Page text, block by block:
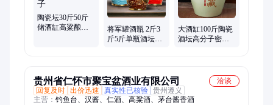
陶瓷坛30斤50斤
储酒缸高粱酿酒
将军罐酒瓶 2斤3
斤5斤单瓶酒坛套
大酒缸100斤陶瓷
酒坛高分子密封
贵州省仁怀市聚宝盆酒业有限公司
洽谈
回复及时 出价迅速 真实性已核验 贵州遵义
主营： 钓鱼台、汉酱、仁酒、高粱酒、茅台酱香酒